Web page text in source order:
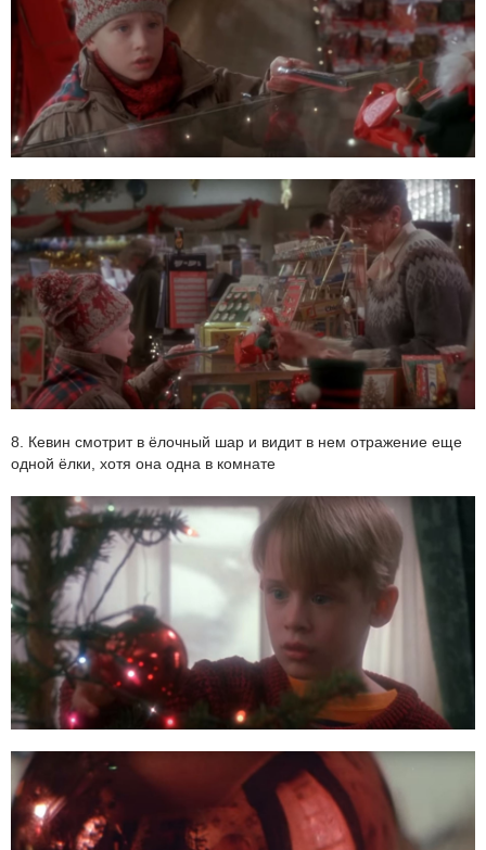
8. Кевин смотрит в ёлочный шар и видит в нем отражение еще
одной ёлки, хотя она одна в комнате